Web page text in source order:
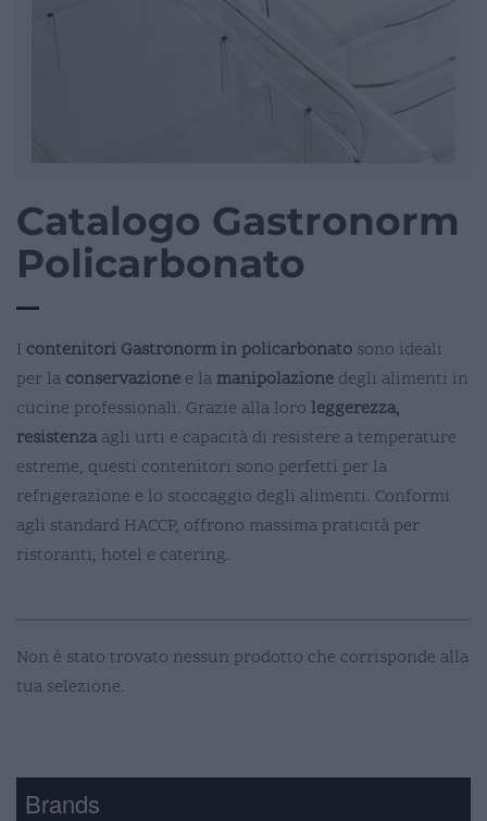
Catalogo Gastronorm
Policarbonato
I contenitori Gastronorm in policarbonato sono ideali
per la conservazione e la manipolazione degli alimenti in
cucine professionali. Grazie alla loro leggerezza,
resistenza agli urti e capacità di resistere a temperature
estreme, questi contenitori sono perfetti per la
refrigerazione e lo stoccaggio degli alimenti. Conformi
agli standard HACCP, offrono massima praticità per
ristoranti, hotel e catering.
Non è stato trovato nessun prodotto che corrisponde alla
tua selezione.
Brands